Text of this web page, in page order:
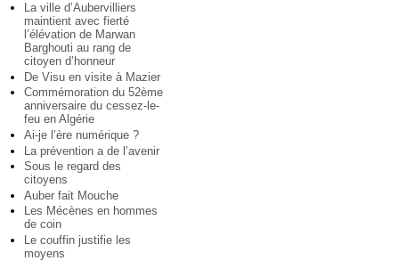
La ville d’Aubervilliers
maintient avec fierté
l’élévation de Marwan
Barghouti au rang de
citoyen d’honneur
De Visu en visite à Mazier
Commémoration du 52ème
anniversaire du cessez-le-
feu en Algérie
Ai-je l’ère numérique ?
La prévention a de l’avenir
Sous le regard des
citoyens
Auber fait Mouche
Les Mécènes en hommes
de coin
Le couffin justifie les
moyens